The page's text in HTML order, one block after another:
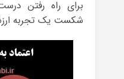
برای راه رفتن
شکست یک تجربه